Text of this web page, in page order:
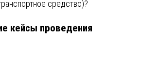
средство)?
кейсы проведения